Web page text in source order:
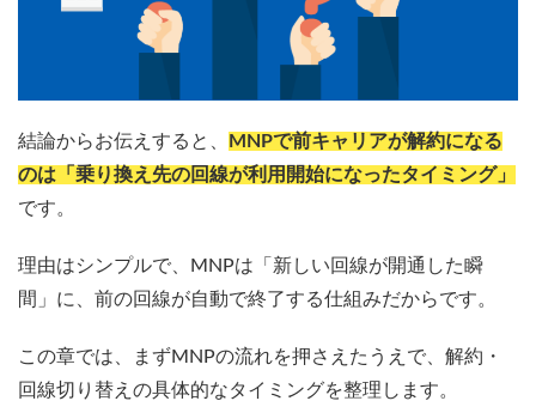
結論からお伝えすると、
MNPで前キャリアが解約になる
のは「乗り換え先の回線が利用開始になったタイミング」
です。
理由はシンプルで、MNPは「新しい回線が開通した瞬
間」に、前の回線が自動で終了する仕組みだからです。
この章では、まずMNPの流れを押さえたうえで、解約・
回線切り替えの具体的なタイミングを整理します。